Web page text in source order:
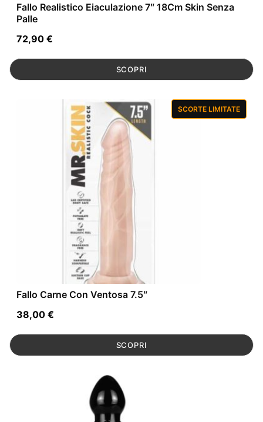
Fallo Realistico Eiaculazione 7″ 18Cm Skin Senza
Palle
72,90 €
SCOPRI
SCORTE LIMITATE
Fallo Carne Con Ventosa 7.5″
38,00 €
SCOPRI